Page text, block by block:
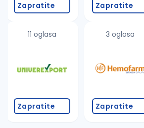
Zapratite
11 oglasa
Zapratite
Zapratite
3 oglasa
Zapratite